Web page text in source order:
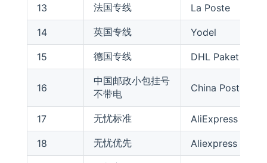
13 法国专线 La Poste
14 英国专线 Yodel
15 德国专线 DHL Paket
16
中国邮政小包挂号
不带电
China Post
17 无忧标准 AliExpress
18 无忧优先 Aliexpress